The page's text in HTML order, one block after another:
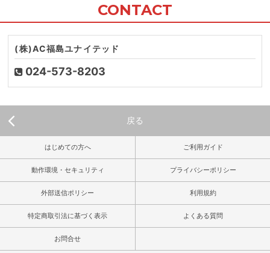
CONTACT
(株)AC福島ユナイテッド
024-573-8203
戻る
はじめての方へ ご利用ガイド
動作環境・セキュリティ プライバシーポリシー
外部送信ポリシー 利用規約
特定商取引法に基づく表示 よくある質問
お問合せ